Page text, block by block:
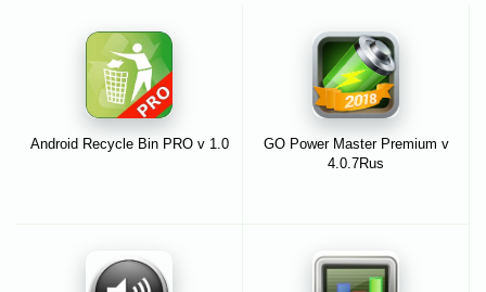
Android Recycle Bin PRO v 1.0
GO Power Master Premium v
4.0.7Rus